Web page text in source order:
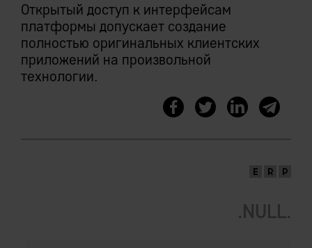
Открытый доступ к интерфейсам
платформы допускает создание
полностью оригинальных клиентских
приложений на произвольной
технологии.
.NULL.